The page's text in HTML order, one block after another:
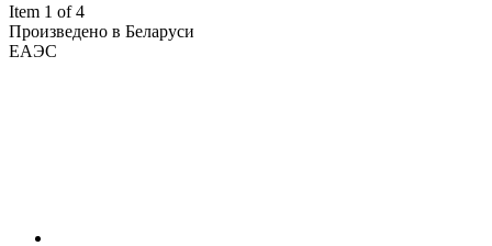
Item 1 of 4
Произведено в Беларуси
ЕАЭС